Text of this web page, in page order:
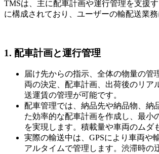
TMSは、主に配車計画や運行管理を支援
に構成されており、ユーザーの輸配送業務
1. 配車計画と運行管理
届け先からの指示、全体の物量の管
両の決定、配車計画、出荷後のリア
送運賃の管理が可能です。
配車管理では、納品先や納品物、納
た効率的な配車計画を作成し、最小
を実現します。積載量や車両のムダ
実際の輸送中は、GPSにより車両や
アルタイムで管理します。渋滞時の